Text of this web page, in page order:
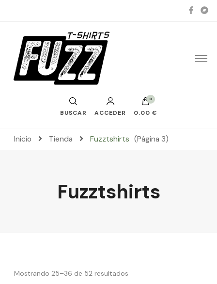
BUSCAR ACCEDER
0
0.00 €
Inicio Tienda Fuzztshirts (Página 3)
Fuzztshirts
Mostrando 25–36 de 52 resultados